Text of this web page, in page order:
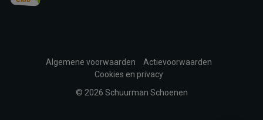
Algemene voorwaarden
Actievoorwaarden
Cookies en privacy
© 2026 Schuurman Schoenen